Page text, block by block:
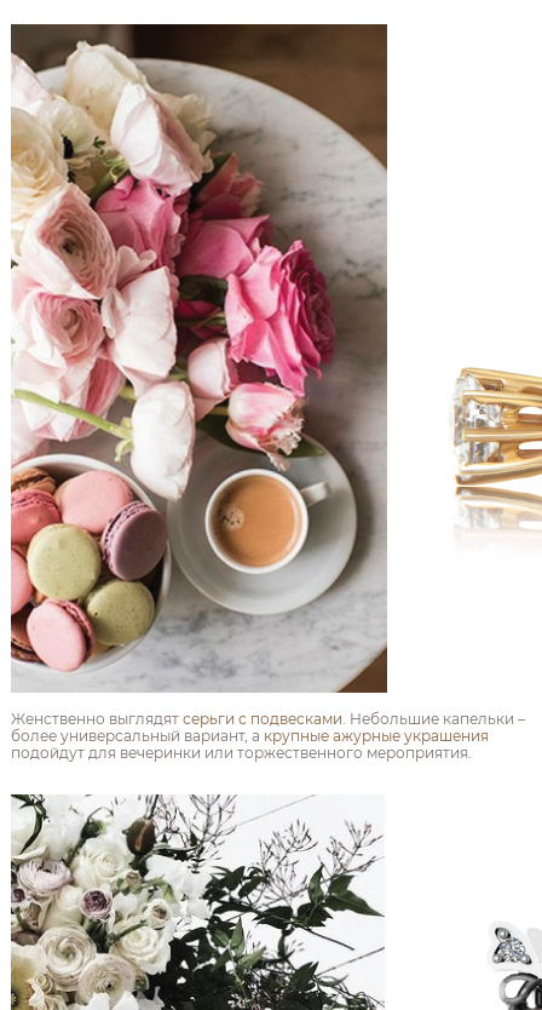
Женственно выглядят серьги с подвесками. Небольшие капельки –
более универсальный вариант, а крупные ажурные украшения
подойдут для вечеринки или торжественного мероприятия.